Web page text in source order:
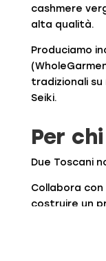
cashmere
alta qualità.
Produciamo
tradizionali
Seiki.
Per
Due Toscani
Collabora
costruire un